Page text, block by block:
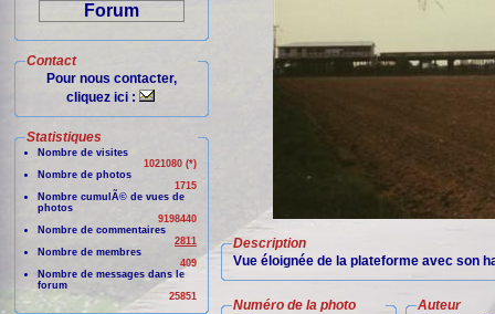
Forum
Contact
Pour nous contacter,
cliquez ici :
Statistiques
Nombre de visites
1021080 (*)
Nombre de photos
1715
Nombre cumulÃ© de vues de
photos
9198440
Nombre de commentaires
2811
Nombre de membres
409
Nombre de messages dans le
forum
25851
Description
Vue éloignée de la plateforme avec son
Numéro de la photo
Auteur